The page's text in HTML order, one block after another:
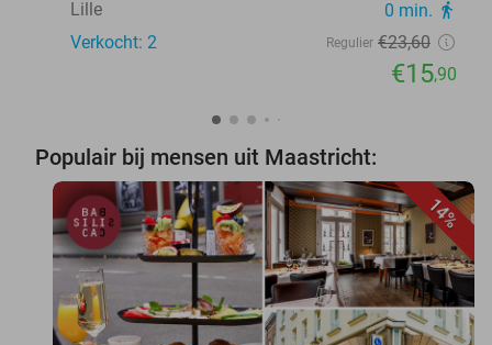
Lille 0 min. directions_walk
Verkocht: 2 Regulier €23,60
€15,90
Populair bij mensen uit Maastricht:
14%